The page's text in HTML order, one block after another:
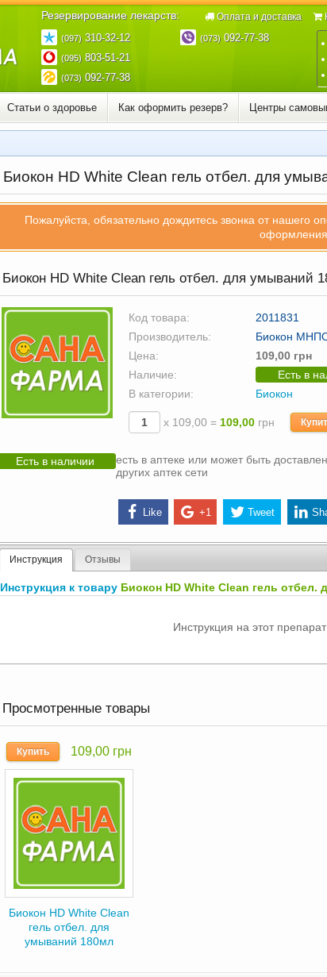
Резервирование лекарств:
(097)310-32-12
(095)803-51-21
(073)092-77-38
(073)092-77-38
Оплата и доставка
Статьи о здоровье Как оформить резерв? Центры
Биокон HD White Clean гель отбел. для
Пожалуйста, обязательно дождитесь звонка от нашего
оформления.
Биокон HD White Clean гель отбел. для умываний
Код товара:
2011831
Производитель:
Биокон
Цена:
109,00 грн
Наличие:
Есть в
В категории:
Биокон
х 109,00 = 109,00 грн
Есть в наличии
есть в аптеке или может быть
других аптек сети
Like +1 Tweet
Инструкция Отзывы
Инструкция к товару Биокон HD White Clean гель отбел.
Инструкция на этот препарат
Просмотренные товары
Купить 109,00 грн
Биокон HD White Clean
гель отбел. для
умываний 180мл